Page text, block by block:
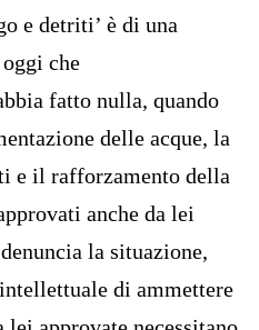
e detriti’ è di una
che
fatto nulla, quando
delle acque, la
e il rafforzamento della
anche da lei
la situazione,
di ammettere